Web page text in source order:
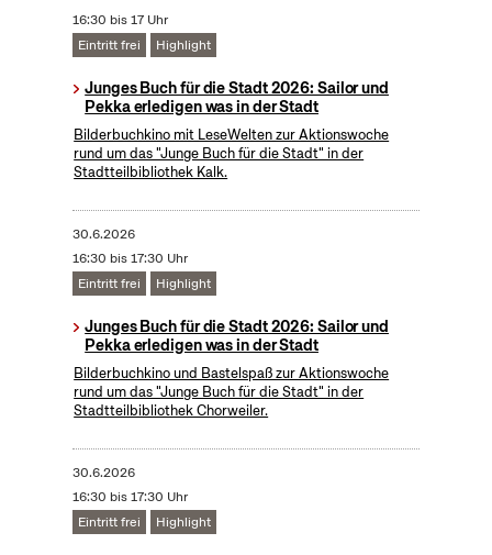
16:30 bis 17 Uhr
Eintritt frei
Highlight
Junges Buch für die Stadt 2026: Sailor und
Pekka erledigen was in der Stadt
Bilderbuchkino mit LeseWelten zur Aktionswoche
rund um das "Junge Buch für die Stadt" in der
Stadtteilbibliothek Kalk.
30.6.2026
16:30 bis 17:30 Uhr
Eintritt frei
Highlight
Junges Buch für die Stadt 2026: Sailor und
Pekka erledigen was in der Stadt
Bilderbuchkino und Bastelspaß zur Aktionswoche
rund um das "Junge Buch für die Stadt" in der
Stadtteilbibliothek Chorweiler.
30.6.2026
16:30 bis 17:30 Uhr
Eintritt frei
Highlight